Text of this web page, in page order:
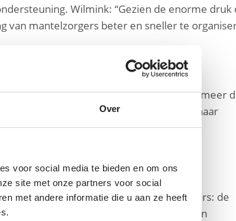
Over
voor social media te bieden en om ons
site met onze partners voor social
met andere informatie die u aan ze heeft
Wilmink: “Gezien de enorme druk
van mantelzorgers beter en sneller te
mede door de vergrijzing stijgen naar meer
zorgpersoneel juist afneemt. Er zijn nu naar
behoeften en wensen van mantelzorgers: de
de knelpunten én kansen om de zorg en